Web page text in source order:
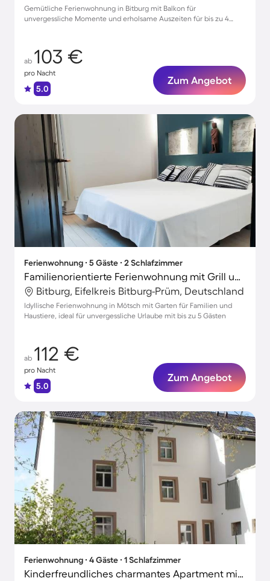
Gemütliche Ferienwohnung in Bitburg mit Balkon für
unvergessliche Momente und erholsame Auszeiten für bis zu 4
ab 103 €
pro Nacht
5.0
Zum Angebot
Ferienwohnung ∙ 5 Gäste ∙ 2 Schlafzimmer
Familienorientierte Ferienwohnung mit Grill und Garten | Hunde erlaubt
Bitburg, Eifelkreis Bitburg-Prüm, Deutschland
Idyllische Ferienwohnung in Mötsch mit Garten für Familien und
Haustiere, ideal für unvergessliche Urlaube mit bis zu 5 Gästen
ab 112 €
pro Nacht
5.0
Zum Angebot
Ferienwohnung ∙ 4 Gäste ∙ 1 Schlafzimmer
Kinderfreundliches charmantes Apartment mit Garten und Terrasse